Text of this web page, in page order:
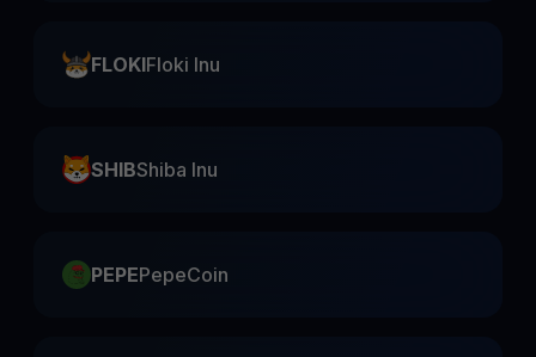
FLOKIFloki Inu
SHIBShiba Inu
PEPEPepeCoin